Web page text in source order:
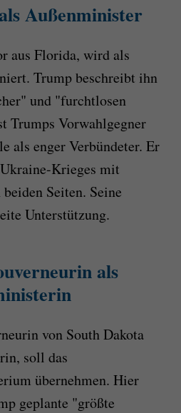
Außenminister
aus Florida, wird als
Trump beschreibt ihn
und "furchtlosen
Trumps Vorwahlgegner
als enger Verbündeter. Er
Krieges mit
Seiten. Seine
Unterstützung.
als
von South Dakota
soll das
übernehmen. Hier
geplante "größte